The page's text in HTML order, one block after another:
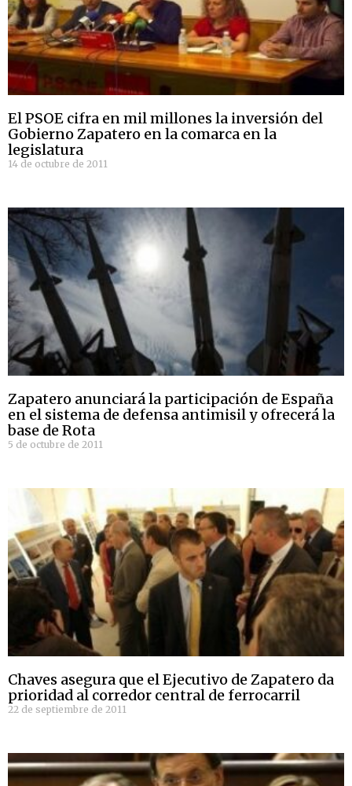
El PSOE cifra en mil millones la inversión del
Gobierno Zapatero en la comarca en la
legislatura
14 de octubre de 2011
Zapatero anunciará la participación de España
en el sistema de defensa antimisil y ofrecerá la
base de Rota
5 de octubre de 2011
Chaves asegura que el Ejecutivo de Zapatero da
prioridad al corredor central de ferrocarril
22 de septiembre de 2011